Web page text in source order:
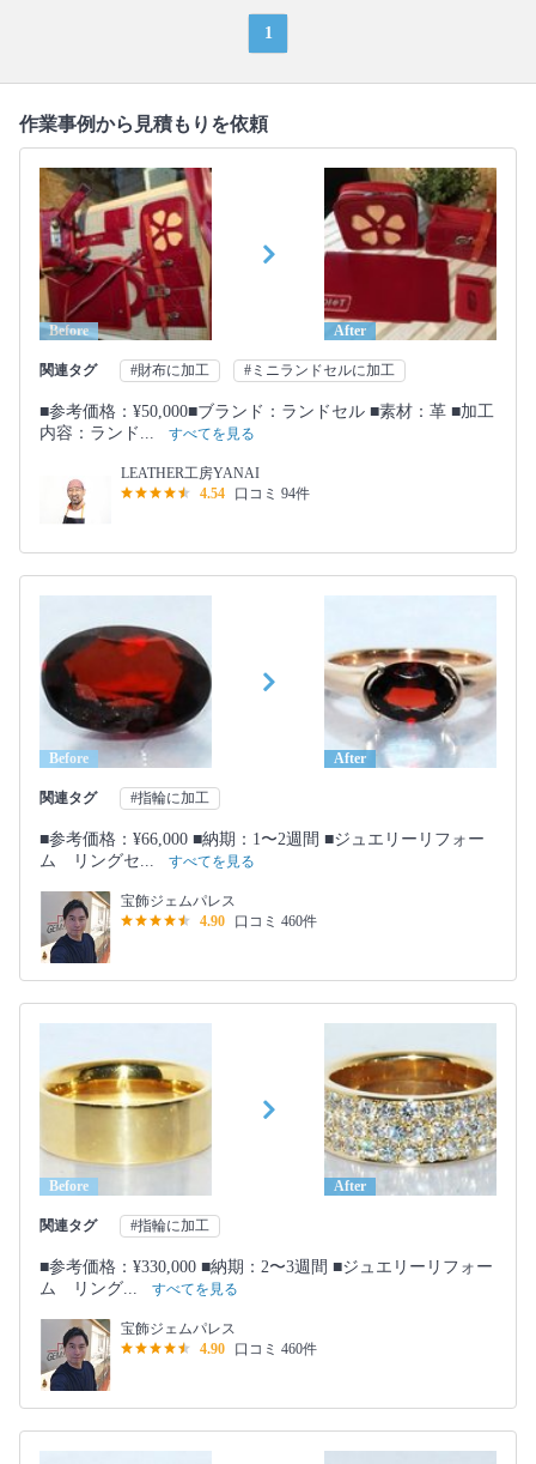
1
作業事例から見積もりを依頼
Before After
関連タグ #財布に加工 #ミニランドセルに加工
■参考価格：¥50,000■ブランド：ランドセル ■素材：革 ■加工
内容：ランド...
すべてを見る
LEATHER工房YANAI
4.54
口コミ 94件
Before After
関連タグ #指輪に加工
■参考価格：¥66,000 ■納期：1〜2週間 ■ジュエリーリフォー
ム リングセ...
すべてを見る
宝飾ジェムパレス
4.90
口コミ 460件
Before After
関連タグ #指輪に加工
■参考価格：¥330,000 ■納期：2〜3週間 ■ジュエリーリフォー
ム リング...
すべてを見る
宝飾ジェムパレス
4.90
口コミ 460件